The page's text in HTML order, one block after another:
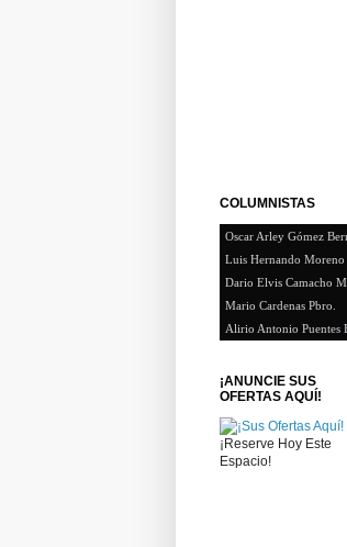
COLUMNISTAS
Oscar Arley Gómez
Luis Hernando Moreno
Dario Elvis Camacho
Mario Cardenas Pbro.
Alirio Antonio Puentes
¡ANUNCIE SUS
OFERTAS AQUÍ!
¡Reserve Hoy Este
Espacio!